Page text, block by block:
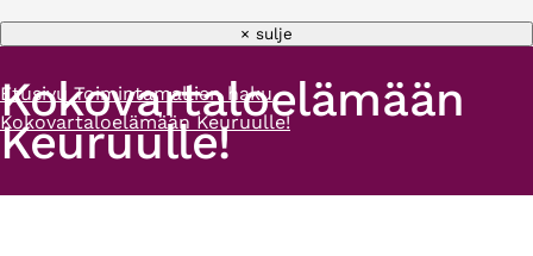
× sulje
Murupolku
Etusivu Toimintamallien haku
Kokovartaloelämään Keuruulle!
Kokovartaloelämään
Keuruulle!